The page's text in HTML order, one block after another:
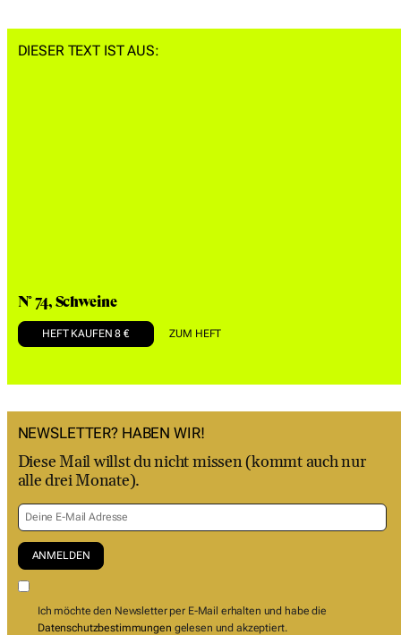
DIESER TEXT IST AUS:
N° 74, Schweine
HEFT KAUFEN 8 € ZUM HEFT
NEWSLETTER? HABEN WIR!
Diese Mail willst du nicht missen (kommt auch nur
alle drei Monate).
Ich möchte den Newsletter per E-Mail erhalten und habe die
Datenschutzbestimmungen gelesen und akzeptiert.